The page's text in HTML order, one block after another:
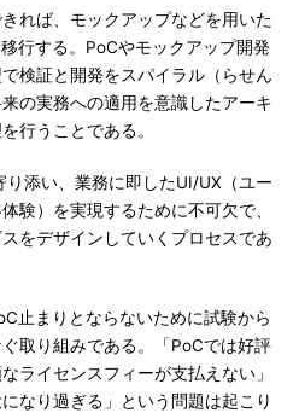
れば、モックアップなどを用いた
行する。PoCやモックアップ開発
検証と開発をスパイラル（らせん
の実務への適用を意識したアーキ
行うことである。
添い、業務に即したUI/UX（ユー
験）を実現するために不可欠で、
をデザインしていくプロセスであ
止まりとならないために試験から
取り組みである。「PoCでは好評
ライセンスフィーが支払えない」
なり過ぎる」という問題は起こり